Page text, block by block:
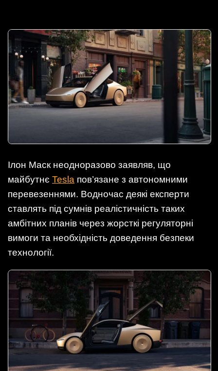
Ілон Маск неодноразово заявляв, що
майбутнє Tesla пов’язане з автономними
перевезеннями. Водночас деякі експерти
ставлять під сумнів реалістичність таких
амбітних планів через жорсткі регуляторні
вимоги та необхідність доведення безпеки
технології.